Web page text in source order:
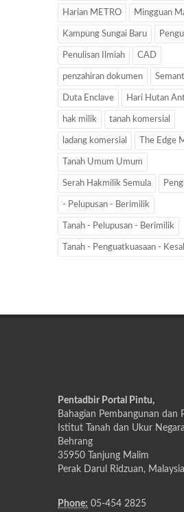
Harian METRO Mingguan
Kampung Sungai Baru
Penulisan Ilmiah CAD
penzahiran dokumen
Duta Enclave Hari Hutan
hak milik tanah komersial
ladang komersial The Edge
Tanah Umum Umum
Serah Hakmilik Semula
- Pelupusan - Berimilik
Tanah - Pelupusan - Berimilik
Tanah - Penguatkuasaan -
Pentadbir Portal Pintu,
Bahagian Pembangunan dan
Istitut Tanah dan Ukur Negara
Behrang
35950 Tanjung Malim
Perak Darul Ridzuan, Malaysia
Phone: 05-454 2825